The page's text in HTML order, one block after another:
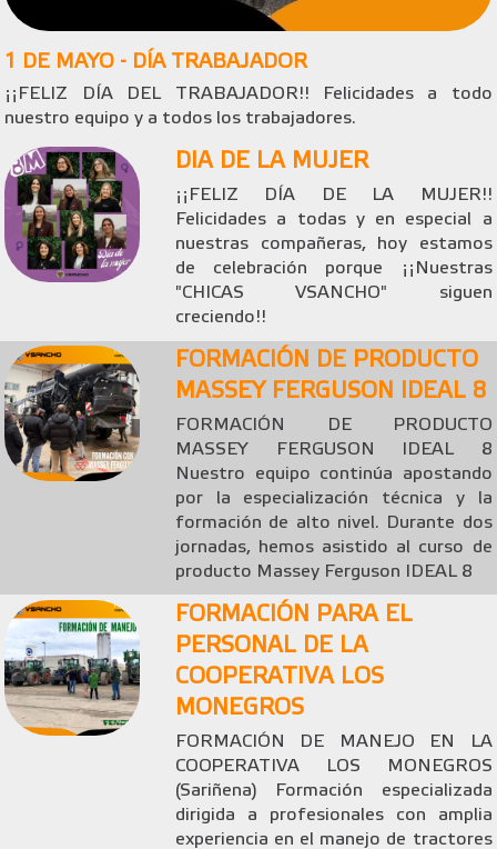
1 DE MAYO - DÍA TRABAJADOR
¡¡FELIZ DÍA DEL TRABAJADOR!! Felicidades a todo
nuestro equipo y a todos los trabajadores.
DIA DE LA MUJER
¡¡FELIZ DÍA DE LA MUJER!!
Felicidades a todas y en especial a
nuestras compañeras, hoy estamos
de celebración porque ¡¡Nuestras
"CHICAS VSANCHO" siguen
creciendo!!
FORMACIÓN DE PRODUCTO
MASSEY FERGUSON IDEAL 8
FORMACIÓN DE PRODUCTO
MASSEY FERGUSON IDEAL 8
Nuestro equipo continúa apostando
por la especialización técnica y la
formación de alto nivel. Durante dos
jornadas, hemos asistido al curso de
producto Massey Ferguson IDEAL 8
FORMACIÓN PARA EL
PERSONAL DE LA
COOPERATIVA LOS
MONEGROS
FORMACIÓN DE MANEJO EN LA
COOPERATIVA LOS MONEGROS
(Sariñena) Formación especializada
dirigida a profesionales con amplia
experiencia en el manejo de tractores